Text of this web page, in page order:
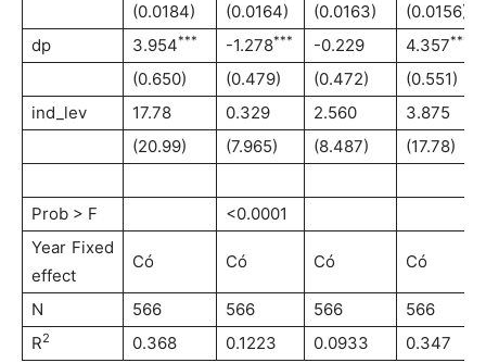
(0.0184) (0.0164) (0.0163)
(0.0156)
dp
3.954*** -1.278*** -0.229 4.357***
(0.650) (0.479) (0.472)
(0.551)
ind_lev
17.78 0.329 2.560
3.875
(20.99)
(7.965) (8.487) (17.78)
Prob > F
<0.0001
Year Fixed
effect
Có Có Có Có
N 566 566 566
566
R2 0.368 0.1223 0.0933 0.347